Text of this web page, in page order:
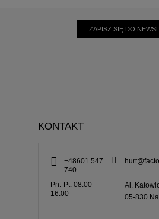
ZAPISZ SIĘ DO
KONTAKT
+48601 547
740
Pn.-Pt. 08:00-
16:00
Al.
05-830